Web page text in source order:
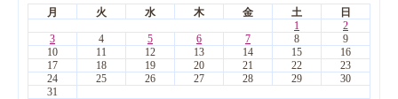
月
火 水 木 金 土
日
1
2
3
4 5 6 7 8
9
10
11 12 13 14 15
16
17
18 19 20 21 22
23
24
25 26 27 28 29
30
31